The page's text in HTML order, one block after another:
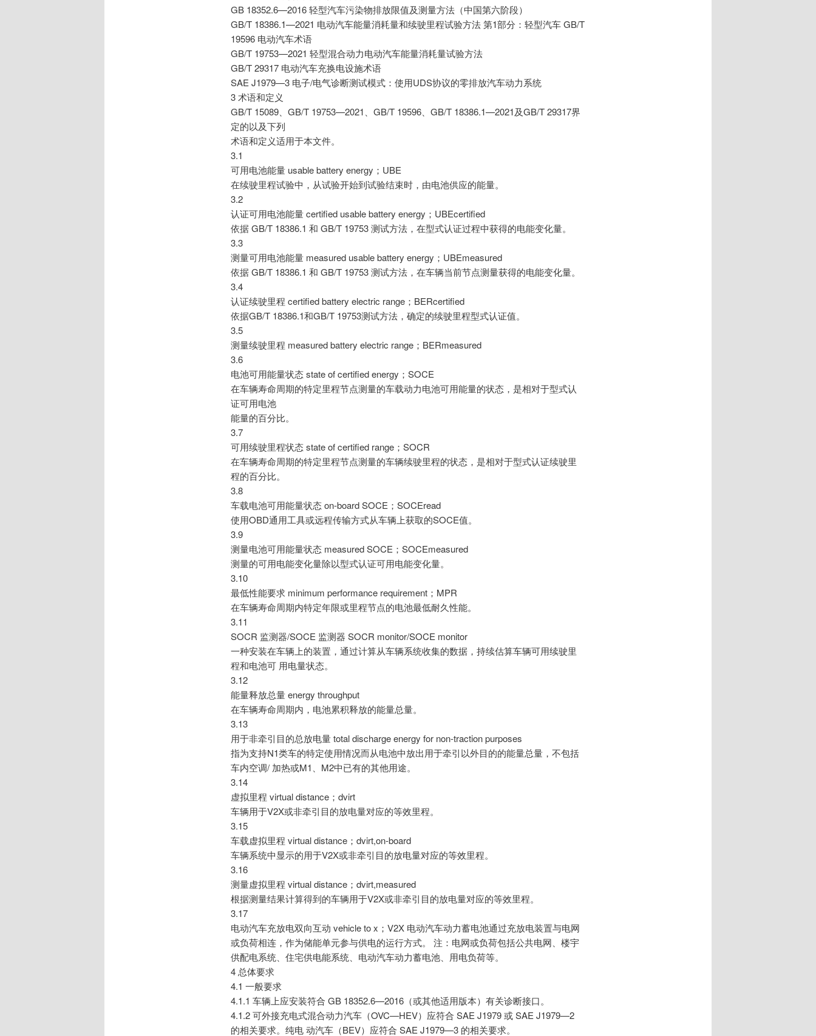
GB 18352.6—2016 轻型汽车污染物排放限值及测量方法（中国第六阶段）
GB/T 18386.1—2021 电动汽车能量消耗量和续驶里程试验方法 第1部分：轻型汽车 GB/T
19596 电动汽车术语
GB/T 19753—2021 轻型混合动力电动汽车能量消耗量试验方法
GB/T 29317 电动汽车充换电设施术语
SAE J1979—3 电子/电气诊断测试模式：使用UDS协议的零排放汽车动力系统
3 术语和定义
GB/T 15089、GB/T 19753—2021、GB/T 19596、GB/T 18386.1—2021及GB/T 29317界
定的以及下列
术语和定义适用于本文件。
3.1
可用电池能量 usable battery energy；UBE
在续驶里程试验中，从试验开始到试验结束时，由电池供应的能量。
3.2
认证可用电池能量 certified usable battery energy；UBEcertified
依据 GB/T 18386.1 和 GB/T 19753 测试方法，在型式认证过程中获得的电能变化量。
3.3
测量可用电池能量 measured usable battery energy；UBEmeasured
依据 GB/T 18386.1 和 GB/T 19753 测试方法，在车辆当前节点测量获得的电能变化量。
3.4
认证续驶里程 certified battery electric range；BERcertified
依据GB/T 18386.1和GB/T 19753测试方法，确定的续驶里程型式认证值。
3.5
测量续驶里程 measured battery electric range；BERmeasured
3.6
电池可用能量状态 state of certified energy；SOCE
在车辆寿命周期的特定里程节点测量的车载动力电池可用能量的状态，是相对于型式认
证可用电池
能量的百分比。
3.7
可用续驶里程状态 state of certified range；SOCR
在车辆寿命周期的特定里程节点测量的车辆续驶里程的状态，是相对于型式认证续驶里
程的百分比。
3.8
车载电池可用能量状态 on-board SOCE；SOCEread
使用OBD通用工具或远程传输方式从车辆上获取的SOCE值。
3.9
测量电池可用能量状态 measured SOCE；SOCEmeasured
测量的可用电能变化量除以型式认证可用电能变化量。
3.10
最低性能要求 minimum performance requirement；MPR
在车辆寿命周期内特定年限或里程节点的电池最低耐久性能。
3.11
SOCR 监测器/SOCE 监测器 SOCR monitor/SOCE monitor
一种安装在车辆上的装置，通过计算从车辆系统收集的数据，持续估算车辆可用续驶里
程和电池可 用电量状态。
3.12
能量释放总量 energy throughput
在车辆寿命周期内，电池累积释放的能量总量。
3.13
用于非牵引目的总放电量 total discharge energy for non-traction purposes
指为支持N1类车的特定使用情况而从电池中放出用于牵引以外目的的能量总量，不包括
车内空调/ 加热或M1、M2中已有的其他用途。
3.14
虚拟里程 virtual distance；dvirt
车辆用于V2X或非牵引目的放电量对应的等效里程。
3.15
车载虚拟里程 virtual distance；dvirt,on-board
车辆系统中显示的用于V2X或非牵引目的放电量对应的等效里程。
3.16
测量虚拟里程 virtual distance；dvirt,measured
根据测量结果计算得到的车辆用于V2X或非牵引目的放电量对应的等效里程。
3.17
电动汽车充放电双向互动 vehicle to x；V2X 电动汽车动力蓄电池通过充放电装置与电网
或负荷相连，作为储能单元参与供电的运行方式。 注：电网或负荷包括公共电网、楼宇
供配电系统、住宅供电能系统、电动汽车动力蓄电池、用电负荷等。
4 总体要求
4.1 一般要求
4.1.1 车辆上应安装符合 GB 18352.6—2016（或其他适用版本）有关诊断接口。
4.1.2 可外接充电式混合动力汽车（OVC—HEV）应符合 SAE J1979 或 SAE J1979—2
的相关要求。纯电 动汽车（BEV）应符合 SAE J1979—3 的相关要求。